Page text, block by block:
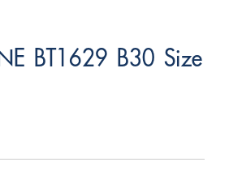
BT1629 B30 Size